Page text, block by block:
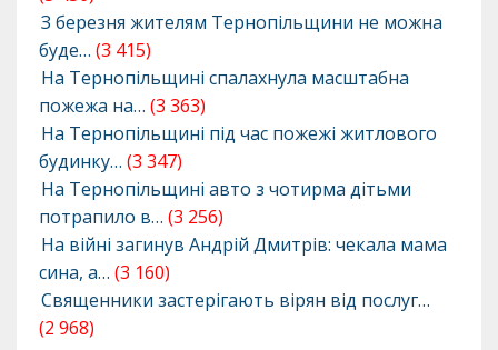
З березня жителям Тернопільщини не можна
буде… (3 415)
На Тернопільщині спалахнула масштабна
пожежа на… (3 363)
На Тернопільщині під час пожежі житлового
будинку… (3 347)
На Тернопільщині авто з чотирма дітьми
потрапило в… (3 256)
На війні загинув Андрій Дмитрів: чекала мама
сина, а… (3 160)
Священники застерігають вірян від послуг…
(2 968)